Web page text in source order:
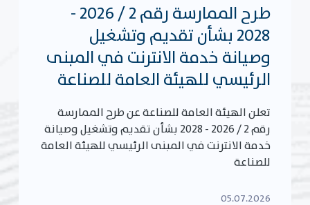
طرح الممارسة رقم 2 / 2026 -
2028 بشأن تقديم وتشغيل
وصيانة خدمة الانترنت في المبنى
الرئيسي للهيئة العامة للصناعة
تعلن الهيئة العامة للصناعة عن طرح الممارسة
رقم 2 / 2026 - 2028 بشأن تقديم وتشغيل وصيانة
خدمة الانترنت في المبنى الرئيسي للهيئة العامة
للصناعة
05.07.2026